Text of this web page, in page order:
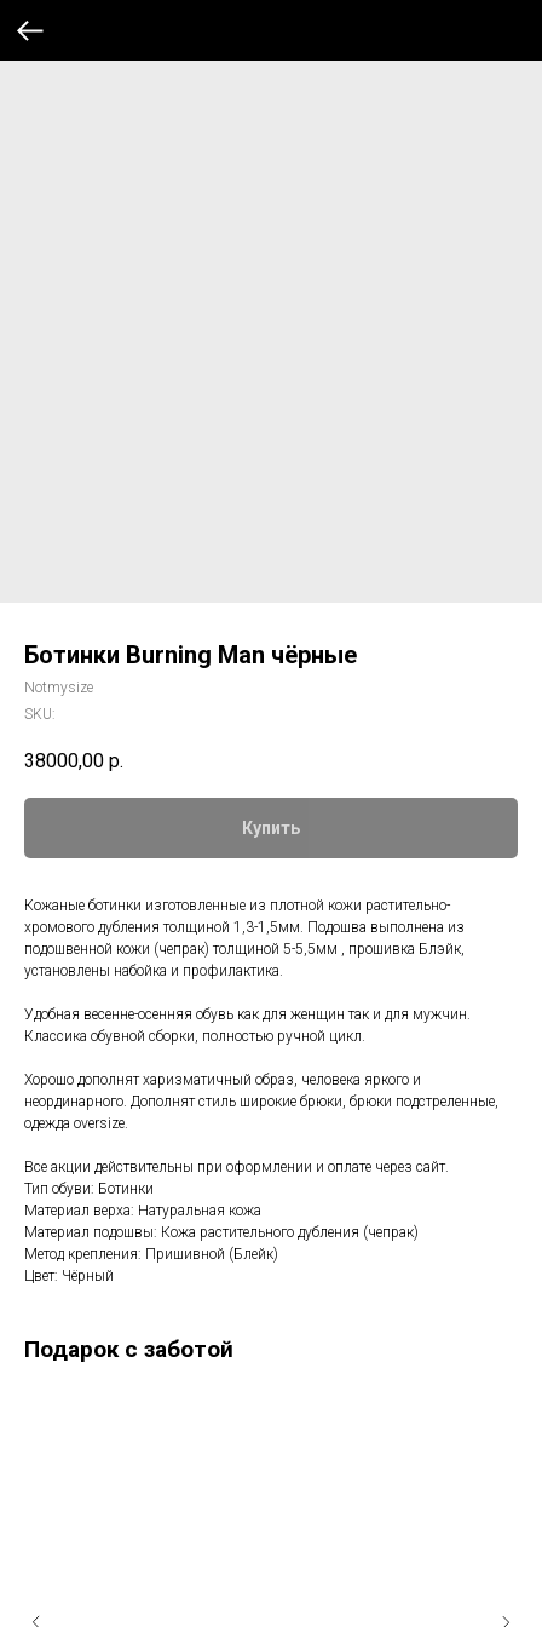
Ботинки Burning Man чёрные
Notmysize
SKU:
38000,00 р.
Купить
Кожаные ботинки изготовленные из плотной кожи растительно-
хромового дубления толщиной 1,3-1,5мм. Подошва выполнена из
подошвенной кожи (чепрак) толщиной 5-5,5мм , прошивка Блэйк,
установлены набойка и профилактика.
Удобная весенне-осенняя обувь как для женщин так и для мужчин.
Классика обувной сборки, полностью ручной цикл.
Хорошо дополнят харизматичный образ, человека яркого и
неординарного. Дополнят стиль широкие брюки, брюки подстреленные,
одежда oversize.
Все акции действительны при оформлении и оплате через сайт.
Тип обуви: Ботинки
Материал верха: Натуральная кожа
Материал подошвы: Кожа растительного дубления (чепрак)
Метод крепления: Пришивной (Блейк)
Цвет: Чёрный
Подарок с заботой